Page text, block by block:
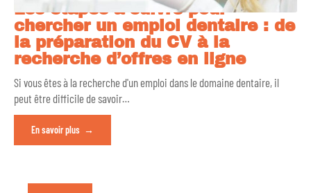
Les étapes à suivre pour
chercher un emploi dentaire : de
la préparation du CV à la
recherche d’offres en ligne
Si vous êtes à la recherche d'un emploi dans le domaine dentaire, il
peut être difficile de savoir…
En savoir plus